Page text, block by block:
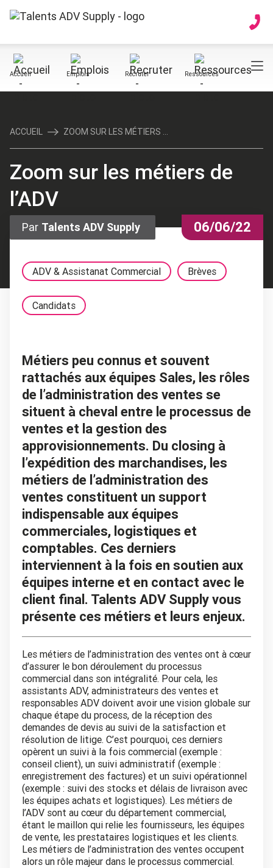
Accueil Emplois Recruter Ressources
ACCUEIL ZOOM SUR LES MÉTIERS ...
Zoom sur les métiers de
l’ADV
06/06/22
Par Talents ADV Supply
ADV & Assistanat Commercial Brèves
Candidats
Métiers peu connus et souvent
rattachés aux équipes Sales, les rôles
de l’administration des ventes se
situent à cheval entre le processus de
ventes et la gestion des
approvisionnements. Du closing à
l’expédition des marchandises, les
métiers de l’administration des
ventes constituent un support
indispensable aux équipes
commerciales, logistiques et
comptables. Ces derniers
interviennent à la fois en soutien aux
équipes interne et en contact avec le
client final. Talents ADV Supply vous
présente ces métiers et leurs enjeux.
Les métiers de l’administration des ventes ont à cœur
d’assurer le bon déroulement du processus
commercial dans son intégralité. Pour cela, les
assistants ADV, administrateurs des ventes et
responsables ADV doivent avoir une vision globale sur
chaque étape du process, de la réception des
demandes de devis au suivi de la satisfaction et
résolution de litige. C’est pourquoi, ces derniers
opèrent un suivi à la fois commercial (exemple :
conseil client), un suivi administratif (exemple :
enregistrement des factures) et un suivi opérationnel
(exemple : suivi des stocks et délais de livraison avec
les équipes achats et logistiques). Les métiers de
l’ADV sont au cœur du département commercial,
étant le maillon qui relie les fournisseurs, les équipes
de vente, les prestataires logistiques et les clients.
Les métiers de l’administration des ventes occupent
alors un rôle majeur dans le processus commercial.